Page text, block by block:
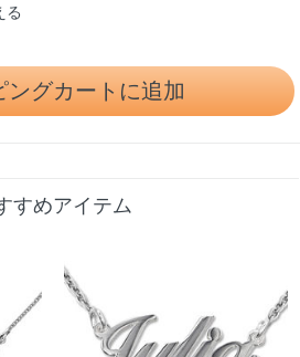
る
すめアイテム